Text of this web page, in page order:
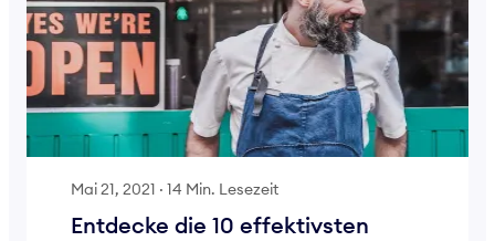
Mai 21, 2021 · 14 Min. Lesezeit
Entdecke die 10 effektivsten